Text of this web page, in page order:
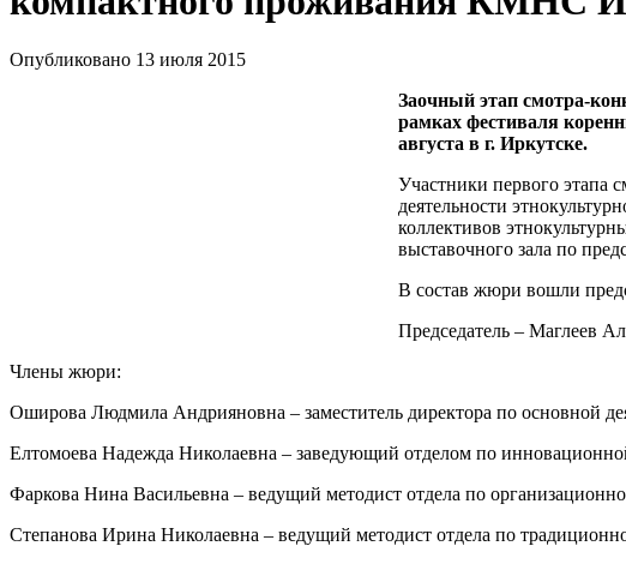
Опубликовано 13 июля 2015
Заочный этап смотра-
рамках фестиваля
августа в г. Иркутске.
Участники первого этапа
деятельности
коллективов
выставочного зала по
В состав жюри вошли
Председатель – Маглеев
Члены жюри:
Оширова Людмила Андрияновна – заместитель директора по основной
Елтомоева Надежда Николаевна – заведующий отделом по
Фаркова Нина Васильевна – ведущий методист отдела по
Степанова Ирина Николаевна – ведущий методист отдела по